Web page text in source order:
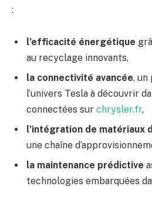
:
l’efficacité énergétique
au recyclage innovants,
la connectivité avancée, un
l’univers Tesla à découvrir
connectées sur chrysler.fr,
l’intégration de matériaux
une chaîne
la maintenance prédictive
technologies embarquées